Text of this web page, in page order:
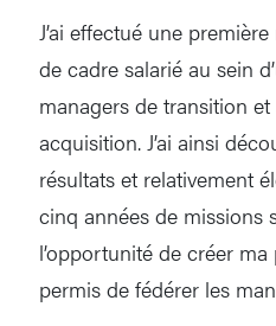
J’ai effectué une
de cadre salarié au sein
managers de transition
acquisition. J’ai ainsi
résultats et relativement
cinq années de missions
l’opportunité de créer ma
permis de fédérer les